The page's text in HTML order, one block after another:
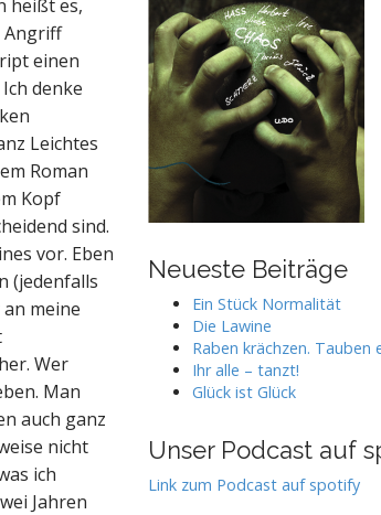
heißt es,
Angriff
einen
denke
Leichtes
Roman
Kopf
sind.
vor. Eben
(jedenfalls
meine
Wer
Man
auch ganz
nicht
ich
Jahren
Neueste Beiträge
Ein Stück Normalität
Die Lawine
Raben krächzen. Tauben
Ihr alle – tanzt!
Glück ist Glück
Unser Podcast auf
Link zum Podcast auf spotify